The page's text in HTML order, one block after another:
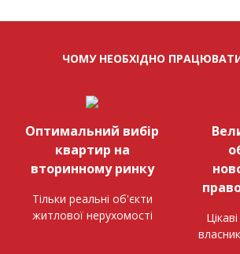
ЧОМУ НЕОБХІДНО
Оптимальний вибір
квартир на
вторинному ринку
Тільки реальні об'єкти
житлової нерухомості